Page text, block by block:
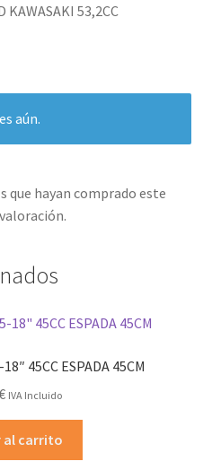
KAWASAKI 53,2CC
aún.
que hayan comprado este
45CC ESPADA 45CM
IVA Incluido
al carrito